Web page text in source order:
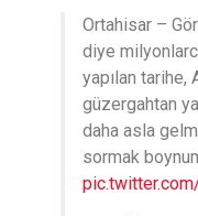
Ortahisar –
diye
yapılan tarihe,
güzergahtan
daha asla
sormak